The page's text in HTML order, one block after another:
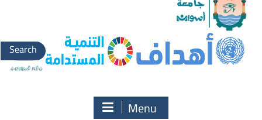
Search
for:
Menu